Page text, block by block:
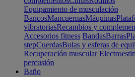
Equipamiento de musculación
BancosMancuernasMáquinas
vibratoriasRecambios y
Accesorios fitness BandasBarras
stepCuerdasBolas y esferas de
Recuperación muscular
percusión
Baño